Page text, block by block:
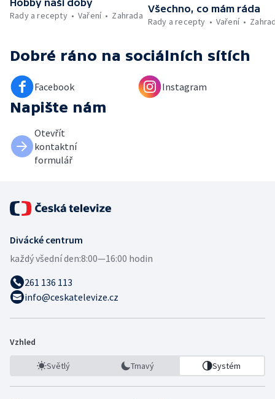
Rady a recepty
Vaření Zahrada
Všechno, co mám ráda
Rady a recepty
Vaření
Dobré ráno na sociálních sítích
Facebook Instagram
Napište nám
Otevřít
kontaktní
formulář
Divácké centrum
každý všední den:8:00—16:00 hodin
261 136 113
info@ceskatelevize.cz
Vzhled
Světlý Tmavý Systém